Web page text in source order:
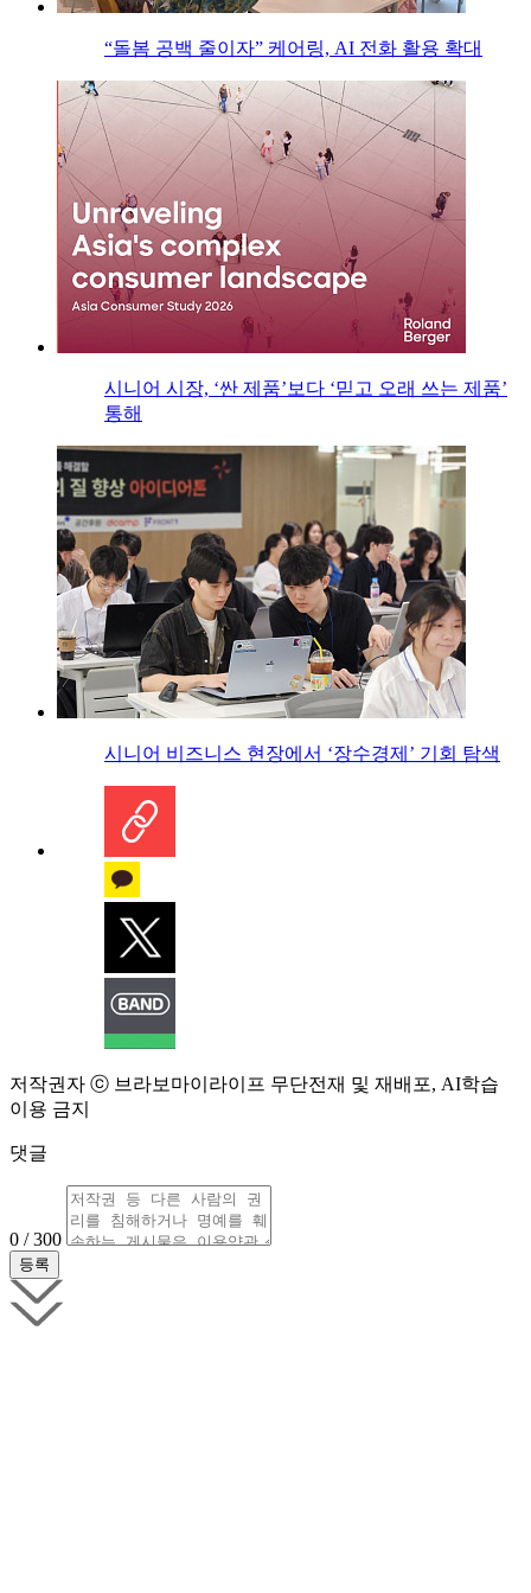
“돌봄 공백 줄이자” 케어링, AI 전화 활용 확대
시니어 시장, ‘싼 제품’보다 ‘믿고 오래 쓰는 제품’
통해
시니어 비즈니스 현장에서 ‘장수경제’ 기회 탐색
저작권자 ⓒ 브라보마이라이프 무단전재 및 재배포, AI학습
이용 금지
댓글
0 / 300